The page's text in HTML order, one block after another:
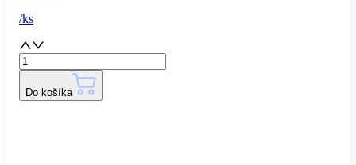
/ks
Do košíka